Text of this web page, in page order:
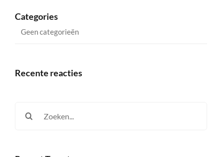
Categories
Geen categorieën
Recente reacties
naar: